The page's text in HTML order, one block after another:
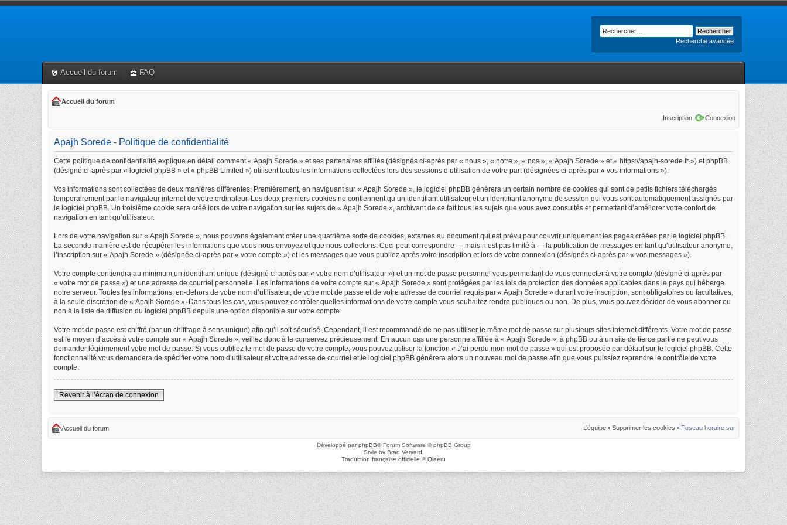
Recherche avancée
Accueil du forum FAQ
Accueil du forum
Inscription Connexion
Apajh Sorede - Politique de confidentialité
Cette politique de confidentialité explique en détail comment « Apajh Sorede » et ses partenaires affiliés (désignés ci-après par « nous », « notre », « nos », « Apajh Sorede » et « https://apajh-sorede.fr ») et phpBB
(désigné ci-après par « logiciel phpBB » et « phpBB Limited ») utilisent toutes les informations collectées lors des sessions d’utilisation de votre part (désignées ci-après par « vos informations »).
Vos informations sont collectées de deux manières différentes. Premièrement, en naviguant sur « Apajh Sorede », le logiciel phpBB génèrera un certain nombre de cookies qui sont de petits fichiers téléchargés
temporairement par le navigateur internet de votre ordinateur. Les deux premiers cookies ne contiennent qu’un identifiant utilisateur et un identifiant anonyme de session qui vous sont automatiquement assignés par
le logiciel phpBB. Un troisième cookie sera créé lors de votre navigation sur les sujets de « Apajh Sorede », archivant de ce fait tous les sujets que vous avez consultés et permettant d’améliorer votre confort de
navigation en tant qu’utilisateur.
Lors de votre navigation sur « Apajh Sorede », nous pouvons également créer une quatrième sorte de cookies, externes au document qui est prévu pour couvrir uniquement les pages créées par le logiciel phpBB.
La seconde manière est de récupérer les informations que vous nous envoyez et que nous collectons. Ceci peut correspondre — mais n’est pas limité à — la publication de messages en tant qu’utilisateur anonyme,
l’inscription sur « Apajh Sorede » (désignée ci-après par « votre compte ») et les messages que vous publiez après votre inscription et lors de votre connexion (désignés ci-après par « vos messages »).
Votre compte contiendra au minimum un identifiant unique (désigné ci-après par « votre nom d’utilisateur ») et un mot de passe personnel vous permettant de vous connecter à votre compte (désigné ci-après par
« votre mot de passe ») et une adresse de courriel personnelle. Les informations de votre compte sur « Apajh Sorede » sont protégées par les lois de protection des données applicables dans le pays qui héberge
notre serveur. Toutes les informations, en-dehors de votre nom d’utilisateur, de votre mot de passe et de votre adresse de courriel requis par « Apajh Sorede » durant votre inscription, sont obligatoires ou facultatives,
à la seule discrétion de « Apajh Sorede ». Dans tous les cas, vous pouvez contrôler quelles informations de votre compte vous souhaitez rendre publiques ou non. De plus, vous pouvez décider de vous abonner ou
non à la liste de diffusion du logiciel phpBB depuis une option disponible sur votre compte.
Votre mot de passe est chiffré (par un chiffrage à sens unique) afin qu’il soit sécurisé. Cependant, il est recommandé de ne pas utiliser le même mot de passe sur plusieurs sites internet différents. Votre mot de passe
est le moyen d’accès à votre compte sur « Apajh Sorede », veillez donc à le conservez précieusement. En aucun cas une personne affiliée à « Apajh Sorede », à phpBB ou à un site de tierce partie ne peut vous
demander légitimement votre mot de passe. Si vous oubliez le mot de passe de votre compte, vous pouvez utiliser la fonction « J’ai perdu mon mot de passe » qui est proposée par défaut sur le logiciel phpBB. Cette
fonctionnalité vous demandera de spécifier votre nom d’utilisateur et votre adresse de courriel et le logiciel phpBB générera alors un nouveau mot de passe afin que vous puissiez reprendre le contrôle de votre
compte.
Revenir à l’écran de connexion
Accueil du forum L’équipe • Supprimer les cookies • Fuseau horaire sur
Développé parphpBB® Forum Software © phpBB Group
Style by Brad Veryard
Traduction française officielle ©Qiaeru